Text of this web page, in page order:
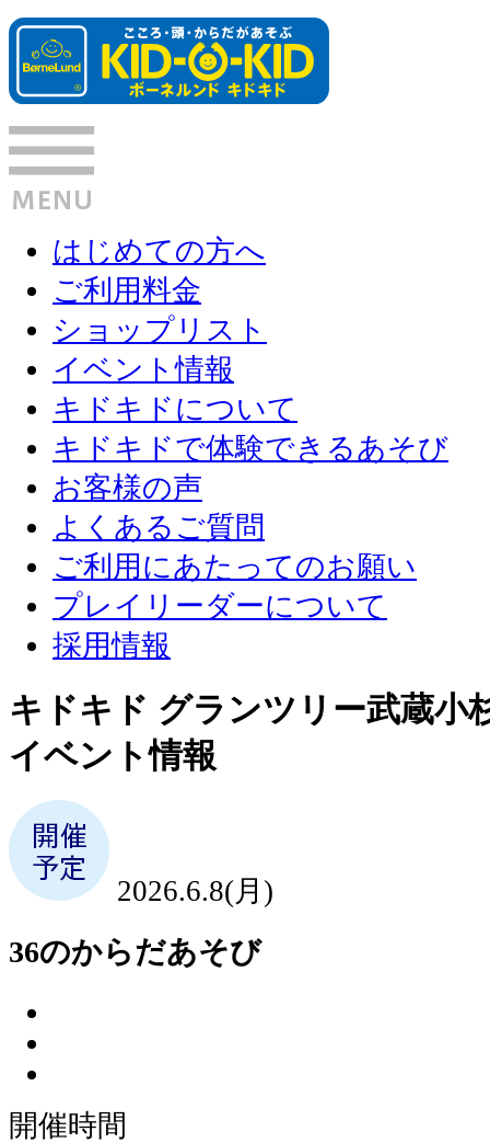
はじめての方へ
ご利用料金
ショップリスト
イベント情報
キドキドについて
キドキドで体験できるあそび
お客様の声
よくあるご質問
ご利用にあたってのお願い
プレイリーダーについて
採用情報
キドキド グランツリー武蔵小
イベント情報
2026.6.8(月)
36のからだあそび
開催時間